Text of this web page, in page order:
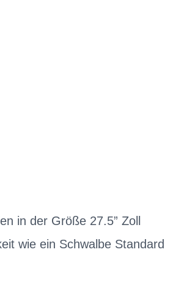
in der Größe 27.5” Zoll
wie ein Schwalbe Standard